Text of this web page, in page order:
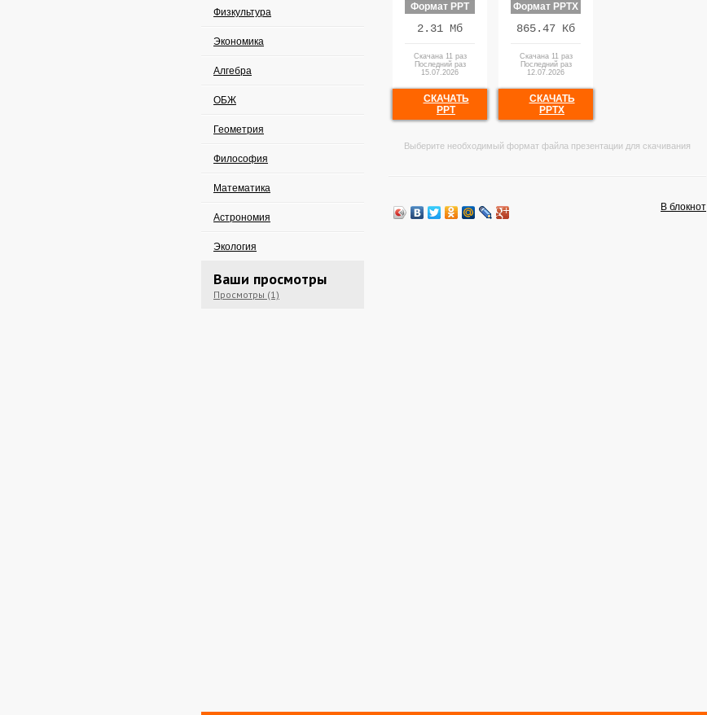
Физкультура
Экономика
Алгебра
ОБЖ
Геометрия
Философия
Математика
Астрономия
Экология
Ваши просмотры
Просмотры (1)
Формат PPT
2.31 Мб
Скачана 11 раз
Последний раз
15.07.2026
СКАЧАТЬ
PPT
Формат PPTX
865.47 Кб
Скачана 11 раз
Последний раз
12.07.2026
СКАЧАТЬ
PPTX
Выберите необходимый формат файла презентации для скачивания
В блокнот